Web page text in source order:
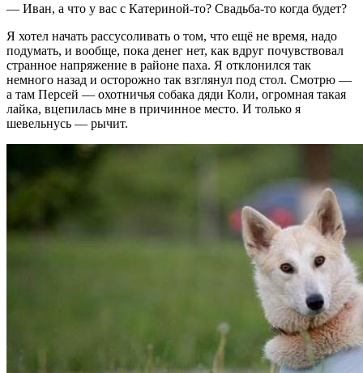
— Иван, а что у вас с Катериной-то? Свадьба-то когда будет?
Я хотел начать рассусоливать о том, что ещё не время, надо
подумать, и вообще, пока денег нет, как вдруг почувствовал
странное напряжение в районе паха. Я отклонился так
немного назад и осторожно так взглянул под стол. Смотрю —
а там Персей — охотничья собака дяди Коли, огромная такая
лайка, вцепилась мне в причинное место. И только я
шевельнусь — рычит.